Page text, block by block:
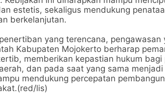
estetis, sekaligus mendukung
berkelanjutan.
yang terencana,
Kabupaten Mojokerto berharap
memberikan kepastian hukum
dan pada saat yang sama
mendukung percepatan
lis)